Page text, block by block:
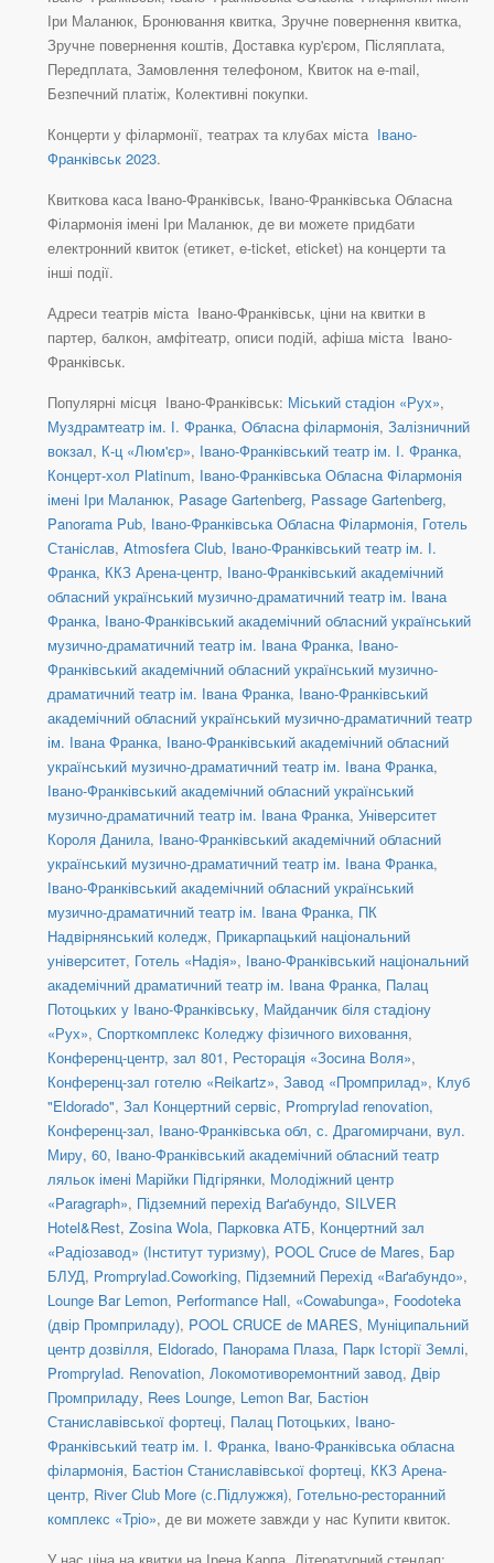
Іри Маланюк, Бронювання квитка, Зручне повернення квитка,
Зручне повернення коштів, Доставка кур'єром, Післяплата,
Передплата, Замовлення телефоном, Квиток на e-mail,
Безпечний платіж, Колективні покупки.
Концерти у філармонії, театрах та клубах міста Івано-
Франківськ 2023.
Квиткова каса Івано-Франківськ, Івано-Франківська Обласна
Філармонія імені Іри Маланюк, де ви можете придбати
електронний квиток (етикет, e-ticket, eticket) на концерти та
інші події.
Адреси театрів міста Івано-Франківськ, ціни на квитки в
партер, балкон, амфітеатр, описи подій, афіша міста Івано-
Франківськ.
Популярні місця Івано-Франківськ: Міський стадіон «Рух»,
Муздрамтеатр ім. І. Франка, Обласна філармонія, Залізничний
вокзал, К-ц «Люм'єр», Івано-Франківський театр ім. І. Франка,
Концерт-хол Platinum, Івано-Франківська Обласна Філармонія
імені Іри Маланюк, Pasage Gartenberg, Passage Gartenberg,
Panorama Pub, Івано-Франківська Обласна Філармонія, Готель
Станіслав, Atmosfera Club, Івано-Франківський театр ім. І.
Франка, ККЗ Арена-центр, Івано-Франківський академічний
обласний український музично-драматичний театр ім. Івана
Франка, Івано-Франківський академічний обласний український
музично-драматичний театр ім. Івана Франка, Івано-
Франківський академічний обласний український музично-
драматичний театр ім. Івана Франка, Івано-Франківський
академічний обласний український музично-драматичний театр
ім. Івана Франка, Івано-Франківський академічний обласний
український музично-драматичний театр ім. Івана Франка,
Івано-Франківський академічний обласний український
музично-драматичний театр ім. Івана Франка, Університет
Короля Данила, Івано-Франківський академічний обласний
український музично-драматичний театр ім. Івана Франка,
Івано-Франківський академічний обласний український
музично-драматичний театр ім. Івана Франка, ПК
Надвірнянський коледж, Прикарпацький національний
університет, Готель «Надія», Івано-Франківський національний
академічний драматичний театр ім. Івана Франка, Палац
Потоцьких у Івано-Франківську, Майданчик біля стадіону
«Рух», Спорткомплекс Коледжу фізичного виховання,
Конференц-центр, зал 801, Ресторація «Зосина Воля»,
Конференц-зал готелю «Reikartz», Завод «Промприлад», Клуб
"Eldorado", Зал Концертний сервіс, Promprylad renovation,
Конференц-зал, Івано-Франківська обл, с. Драгомирчани, вул.
Миру, 60, Івано-Франківський академічний обласний театр
ляльок імені Марійки Підгірянки, Молодіжний центр
«Paragraph», Підземний перехід Ваґабундо, SILVER
Hotel&Rest, Zosina Wola, Парковка АТБ, Концертний зал
«Радіозавод» (Інститут туризму), POOL Cruce de Mares, Бар
БЛУД, Promprylad.Coworking, Підземний Перехід «Ваґабундо»,
Lounge Bar Lemon, Performance Hall, «Cowabunga», Foodoteka
(двір Промприладу), POOL CRUCE de MARES, Муніципальний
центр дозвілля, Eldorado, Панорама Плаза, Парк Історії Землі,
Promprylad. Renovation, Локомотиворемонтний завод, Двір
Промприладу, Rees Lounge, Lemon Bar, Бастіон
Станиславівської фортеці, Палац Потоцьких, Івано-
Франківський театр ім. І. Франка, Івано-Франківська обласна
філармонія, Бастіон Станиславівської фортеці, ККЗ Арена-
центр, River Club More (с.Підлужжя), Готельно-ресторанний
комплекс «Тріо», де ви можете завжди у нас Купити квиток.